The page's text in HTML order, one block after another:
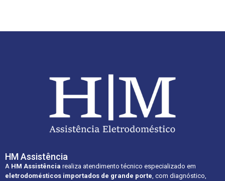
HM Assistência
A HM Assistência realiza atendimento técnico especializado em
eletrodomésticos importados de grande porte, com diagnóstico,